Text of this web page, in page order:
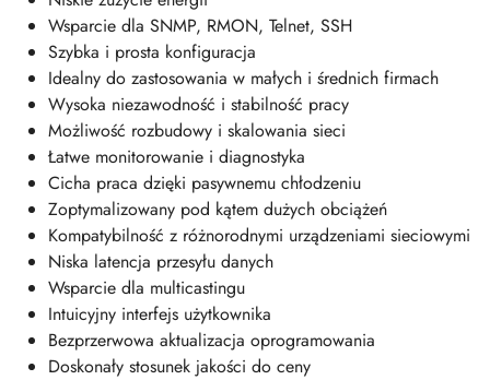
Wsparcie dla SNMP, RMON, Telnet, SSH
Szybka i prosta konfiguracja
Idealny do zastosowania w małych i średnich firmach
Wysoka niezawodność i stabilność pracy
Możliwość rozbudowy i skalowania sieci
Łatwe monitorowanie i diagnostyka
Cicha praca dzięki pasywnemu chłodzeniu
Zoptymalizowany pod kątem dużych obciążeń
Kompatybilność z różnorodnymi urządzeniami sieciowymi
Niska latencja przesyłu danych
Wsparcie dla multicastingu
Intuicyjny interfejs użytkownika
Bezprzerwowa aktualizacja oprogramowania
Doskonały stosunek jakości do ceny